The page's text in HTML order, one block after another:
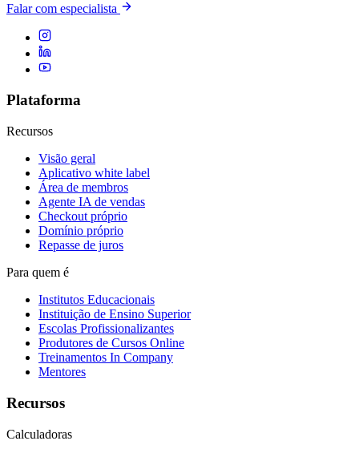
Falar com especialista
Plataforma
Recursos
Visão geral
Aplicativo white label
Área de membros
Agente IA de vendas
Checkout próprio
Domínio próprio
Repasse de juros
Para quem é
Institutos Educacionais
Instituição de Ensino Superior
Escolas Profissionalizantes
Produtores de Cursos Online
Treinamentos In Company
Mentores
Recursos
Calculadoras